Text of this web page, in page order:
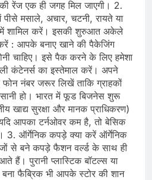
रेंज एक ही जगह मिल जाएगी। 2.
मसाले, अचार, चटनी, रायते या
में शामिल करें। इसकी शुरुआत अकेले
: आपके बनाए खाने की पैकेजिंग
चाहिए। इसे पैक करने के लिए हमेशा
कंटेनर्स का इस्तेमाल करें। अपने
फोन नंबर जरूर लिखें ताकि ग्राहकों
हो। भारत में फूड बिजनेस शुरू
खाद्य सुरक्षा और मानक प्राधिकरण)
आपका टर्नओवर कम है, तो बेसिक
ऑर्गेनिक कपड़े क्या करें ऑर्गेनिक
से बने कपड़े फैशन वर्ल्ड के साथ ही
हैं। पुरानी प्लास्टिक बॉटल्स या
फैब्रिक भी आपके स्टोर की शान